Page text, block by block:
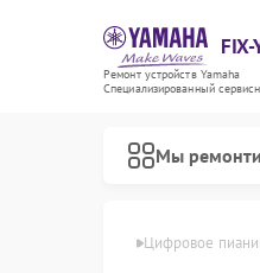
FIX-
Ремонт устройств Yamaha
Специализированный
Мы
Цифровое